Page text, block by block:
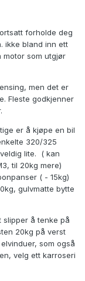
forholde deg
ikke bland inn ett
motor som utgjør
men det er
Fleste godkjenner
er å kjøpe en bil
320/325
lite. ( kan
til 20kg mere)
( - 15kg)
gulvmatte bytte
å tenke på
20kg på verst
som også
velg ett karroseri